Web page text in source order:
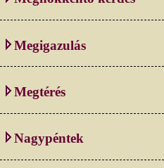
Megigazulás
Megtérés
Nagypéntek